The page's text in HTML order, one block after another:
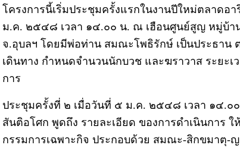
โครงการนี้เริ่มประชุมครั้งแรกในงานปีใหม่ตลาดอ
ม.ค. ๒๕๔๘ เวลา ๑๔.๐๐ น. ณ เฮือนศูนย์สูญ หมู่บ้า
จ.อุบลฯ โดยมีพ่อท่าน สมณะโพธิรักษ์ เป็นประธาน
เดินทาง กำหนดจำนวนนักบวช และฆราวาส ระยะเ
การ
ประชุมครั้งที่ ๒ เมื่อวันที่ ๕ ม.ค. ๒๕๔๘ เวลา ๑๔.๐
สันติอโศก พูดถึง รายละเอียด ของการดำเนินการ ใ
กรรมการเฉพาะกิจ ประกอบด้วย สมณะ-สิกขมาตุ-